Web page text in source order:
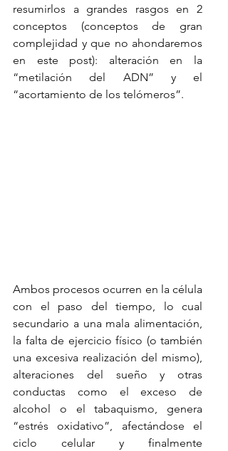
resumirlos a grandes rasgos en 2
conceptos (conceptos de gran
complejidad y que no ahondaremos
en este post): alteración en la
“metilación del ADN” y el
“acortamiento de los telómeros”.
Ambos procesos ocurren en la célula
con el paso del tiempo, lo cual
secundario a una mala alimentación,
la falta de ejercicio físico (o también
una excesiva realización del mismo),
alteraciones del sueño y otras
conductas como el exceso de
alcohol o el tabaquismo, genera
“estrés oxidativo”, afectándose el
ciclo celular y finalmente